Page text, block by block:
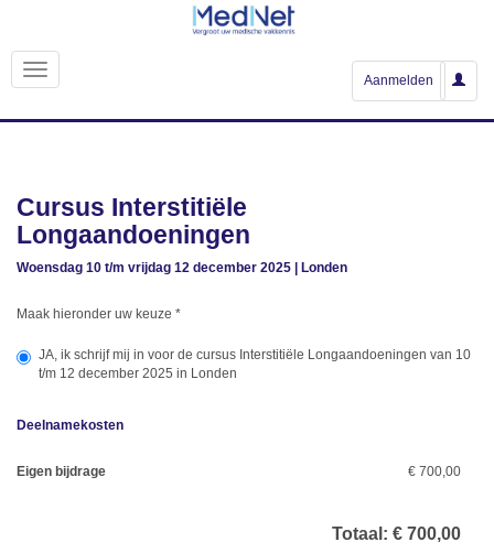
Aanmelden
Cursus Interstitiële
Longaandoeningen
Woensdag 10 t/m vrijdag 12 december 2025 | Londen
Maak hieronder uw keuze *
JA, ik schrijf mij in voor de cursus Interstitiële Longaandoeningen van 10
t/m 12 december 2025 in Londen
Deelnamekosten
Eigen bijdrage € 700,00
Totaal: € 700,00